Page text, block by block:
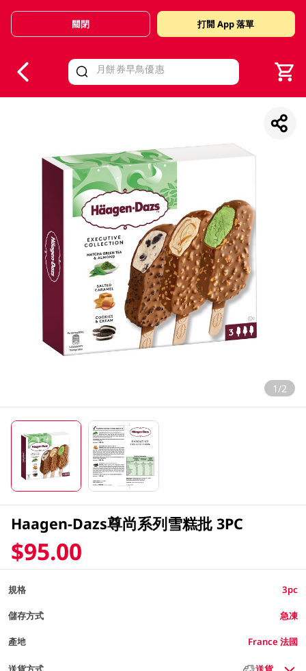
Valid Until 30 June 2026
關閉 打開 App 落單
1/2
Haagen-Dazs尊尚系列雪糕批 3PC
$95.00
規格 3pc
儲存方式 急凍
產地 France 法國